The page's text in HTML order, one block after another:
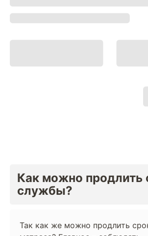
Как можно продлить
службы?
Так как же можно продлить